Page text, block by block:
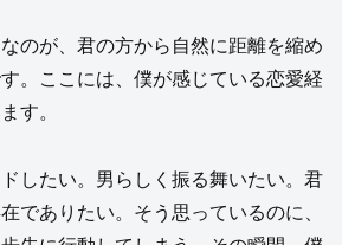
なのが、君の方から自然に距離を縮め
。ここには、僕が感じている恋愛経
す。
したい。男らしく振る舞いたい。君
でありたい。そう思っているのに、